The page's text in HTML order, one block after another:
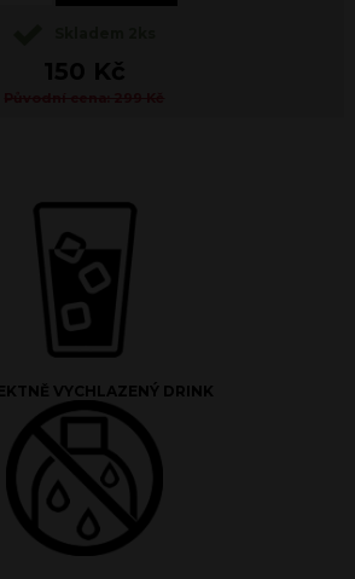
VYCHLAZENÝ DRINK